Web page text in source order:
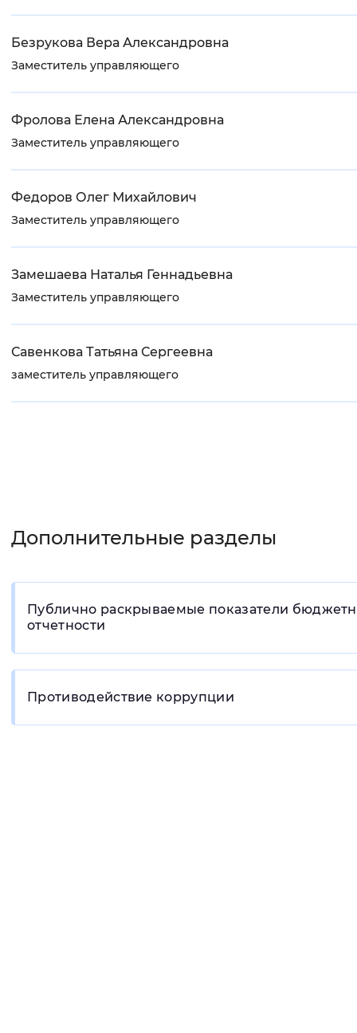
Безрукова Вера Александровна
Заместитель управляющего
Фролова Елена Александровна
Заместитель управляющего
Федоров Олег Михайлович
Заместитель управляющего
Замешаева Наталья Геннадьевна
Заместитель управляющего
Савенкова Татьяна Сергеевна
заместитель управляющего
Дополнительные разделы
Публично раскрываемые показатели
отчетности
Противодействие коррупции